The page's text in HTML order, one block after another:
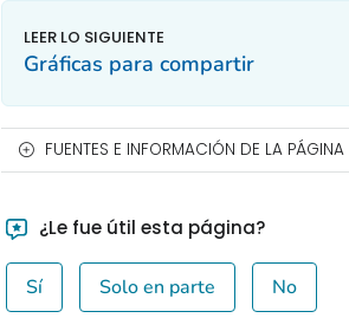
Gráficas para compartir
FUENTES E INFORMACIÓN DE LA PÁGINA
¿Le fue útil esta página?
Sí Solo en parte No